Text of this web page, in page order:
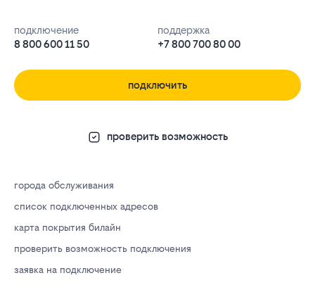
подключение
8 800 600 11 50
поддержка
+7 800 700 80 00
подключить
проверить возможность
города обслуживания
список подключенных адресов
карта покрытия билайн
проверить возможность подключения
заявка на подключение